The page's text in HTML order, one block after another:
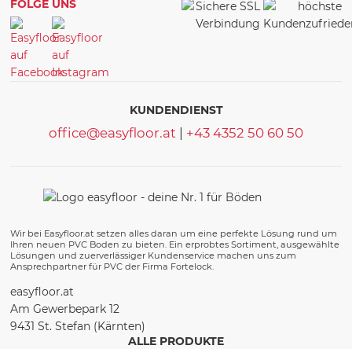
FOLGE UNS
KUNDENDIENST
office@easyfloor.at +43 4352 50 60 50
Wir bei Easyfloor.at setzen alles daran um eine perfekte Lösung rund um
Ihren neuen PVC Boden zu bieten. Ein erprobtes Sortiment, ausgewählte
Lösungen und zuerverlässiger Kundenservice machen uns zum
Ansprechpartner für PVC der Firma Fortelock.
easyfloor.at
Am Gewerbepark 12
9431 St. Stefan (Kärnten)
ALLE PRODUKTE